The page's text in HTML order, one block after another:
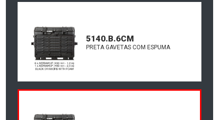
5140.B.6CM
PRETA GAVETAS COM ESPUMA